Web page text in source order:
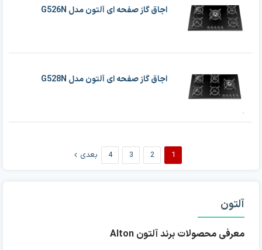
اجاق گاز صفحه ای آلتون مدل G526N
اجاق گاز صفحه ای آلتون مدل G528N
1
2
3
4 بعدی
آلتون
معرفی محصولات برند آلتون Alton